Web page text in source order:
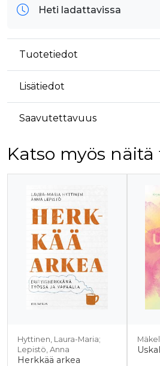
Heti ladattavissa
Tuotetiedot
Lisätiedot
Saavutettavuus
Katso myös
Tuoteluettelon alku
Hyttinen, Laura-Maria;
Lepistö, Anna
Herkkää arkea